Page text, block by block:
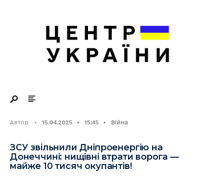
Автор • 15.04.2025 • 15:45 • Війна
ЗСУ звільнили Дніпроенергію на
Донеччині: нищівні втрати ворога —
майже 10 тисяч окупантів!